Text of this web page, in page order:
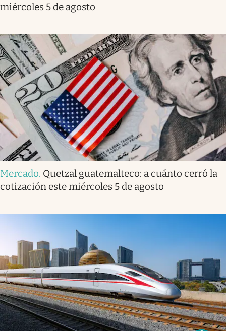
miércoles 5 de agosto
Mercado. Quetzal guatemalteco: a cuánto cerró la
cotización este miércoles 5 de agosto